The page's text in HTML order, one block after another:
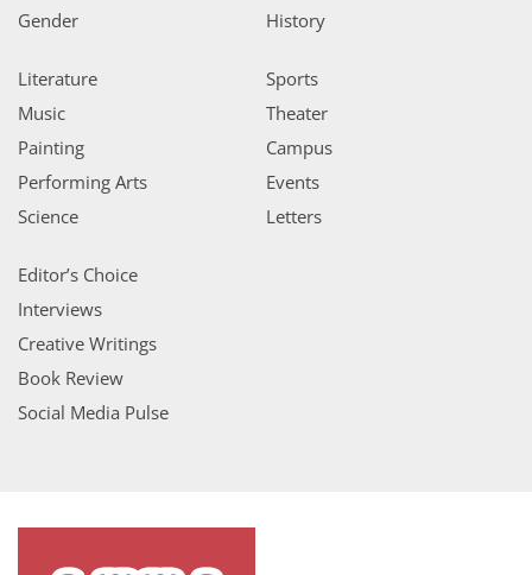
Gender
History
Literature
Music
Painting
Performing Arts
Science
Sports
Theater
Campus
Events
Letters
Editor’s Choice
Interviews
Creative Writings
Book Review
Social Media Pulse